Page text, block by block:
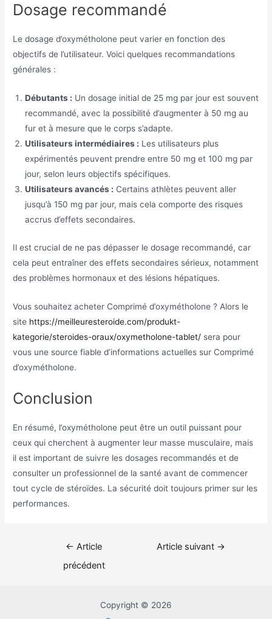
Dosage recommandé
Le dosage d’oxymétholone peut varier en fonction des
objectifs de l’utilisateur. Voici quelques recommandations
générales :
Débutants : Un dosage initial de 25 mg par jour est souvent
recommandé, avec la possibilité d’augmenter à 50 mg au
fur et à mesure que le corps s’adapte.
Utilisateurs intermédiaires : Les utilisateurs plus
expérimentés peuvent prendre entre 50 mg et 100 mg par
jour, selon leurs objectifs spécifiques.
Utilisateurs avancés : Certains athlètes peuvent aller
jusqu’à 150 mg par jour, mais cela comporte des risques
accrus d’effets secondaires.
Il est crucial de ne pas dépasser le dosage recommandé, car
cela peut entraîner des effets secondaires sérieux, notamment
des problèmes hormonaux et des lésions hépatiques.
Vous souhaitez acheter Comprimé d’oxymétholone ? Alors le
site https://meilleuresteroide.com/produkt-
kategorie/steroides-oraux/oxymetholone-tablet/ sera pour
vous une source fiable d’informations actuelles sur Comprimé
d’oxymétholone.
Conclusion
En résumé, l’oxymétholone peut être un outil puissant pour
ceux qui cherchent à augmenter leur masse musculaire, mais
il est important de suivre les dosages recommandés et de
consulter un professionnel de la santé avant de commencer
tout cycle de stéroïdes. La sécurité doit toujours primer sur les
performances.
Navigation← Article
précédent
Article suivant →
Copyright © 2026